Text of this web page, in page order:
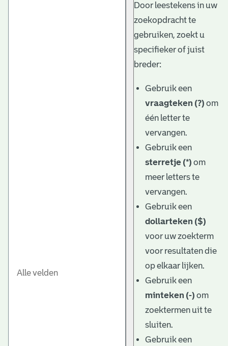
Door leestekens in uw
zoekopdracht te
gebruiken, zoekt u
specifieker of juist
breder:
Gebruik een
vraagteken (?) om
één letter te
vervangen.
Gebruik een
sterretje (*) om
meer letters te
vervangen.
Gebruik een
dollarteken ($)
voor uw zoekterm
voor resultaten die
op elkaar lijken.
Gebruik een
minteken (-) om
zoektermen uit te
sluiten.
Gebruik een